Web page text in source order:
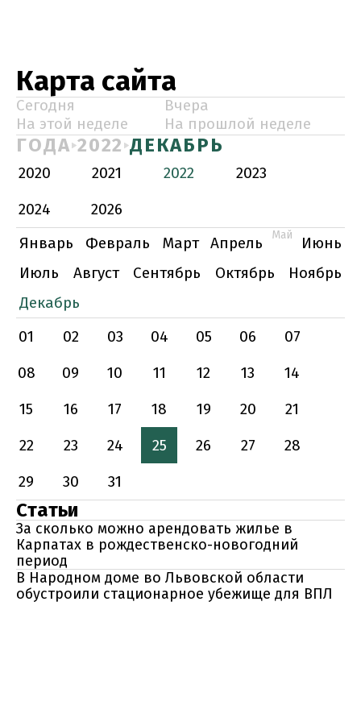
Карта сайта
Сегодня
Вчера
На этой неделе
На прошлой неделе
ГОДА 2022 ДЕКАБРЬ
2020 2021 2022
2023
2024
2026
Январь
Февраль Март Апрель Май
Июнь
Июль
Август Сентябрь Октябрь
Ноябрь
Декабрь
01
02 03 04 05 06
07
08
09 10 11 12 13
14
15
16 17 18 19 20
21
22
23 24 25 26 27
28
29
30 31
Статьи
За сколько можно арендовать жилье в
Карпатах в рождественско-новогодний
период
В Народном доме во Львовской области
обустроили стационарное убежище для ВПЛ